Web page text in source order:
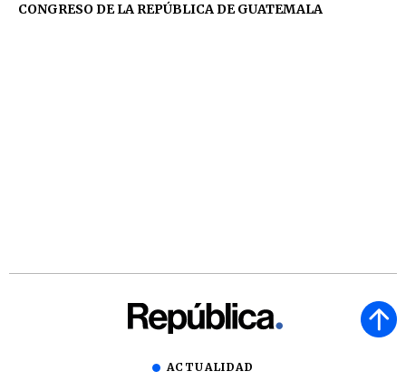
CONGRESO DE LA REPÚBLICA DE GUATEMALA
ACTUALIDAD